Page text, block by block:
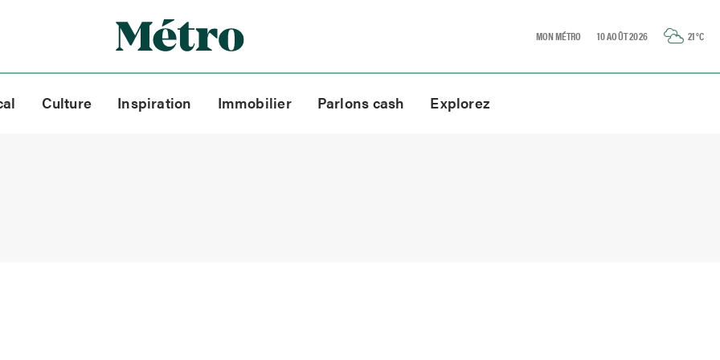
MON MÉTRO 10 AOÛT 2026 21°C
Culture Inspiration Immobilier Parlons cash Explorez